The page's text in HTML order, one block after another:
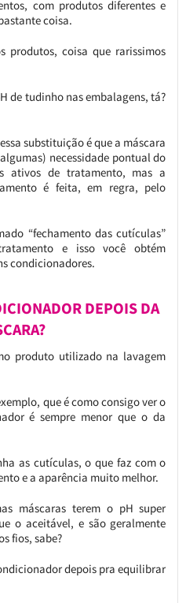
com produtos diferentes e
coisa.
produtos, coisa que rarissimos
de tudinho nas embalagens, tá?
substituição é que a máscara
necessidade pontual do
ativos de tratamento, mas a
é feita, em regra, pelo
“fechamento das cutículas”
e isso você obtém
condicionadores.
DEPOIS DA
produto utilizado na lavagem
que é como consigo ver o
é sempre menor que o da
as cutículas, o que faz com o
e a aparência muito melhor.
máscaras terem o pH super
o aceitável, e são geralmente
fios, sabe?
depois pra equilibrar